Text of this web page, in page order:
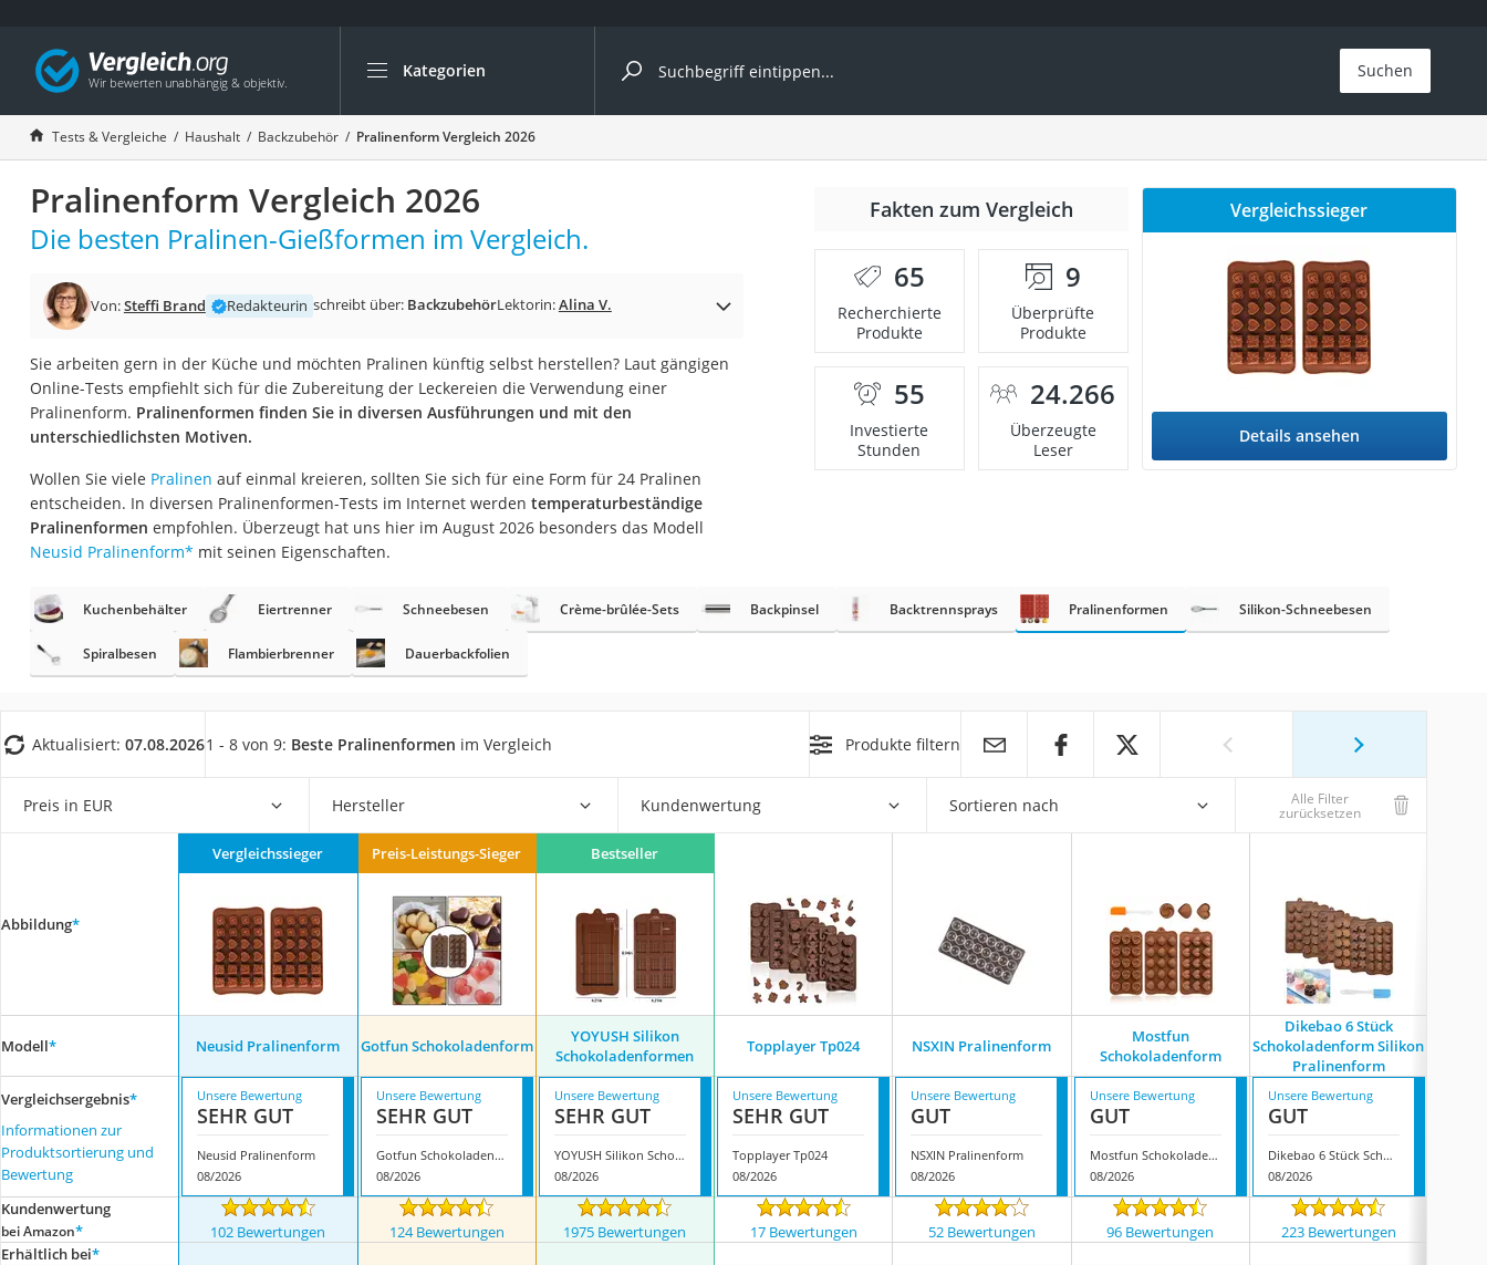
Kategorien
Die beliebtesten Vergleiche nach Kategorie
Haushalt
Wassersprudler
Zentralstaubsauger
Brotbackautomat
Wäschespinne
Spülmaschinentabs
Akku-Staubsauger
AEG-Waschmaschine
Saug-Wisch-Roboter
Handstaubsauger
Kondenstrockner
Reiskocher
Ecovacs-Saugroboter
Nespresso-Maschine
Messerschärfer
Service
Suchen
Tests & Vergleiche Haushalt Backzubehör Pralinenform Vergleich 2026
Pralinenform Vergleich 2026
Die besten Pralinen-Gießformen im Vergleich.
Von:Steffi Brand Redakteurin schreibt über: BackzubehörLektorin:Alina V.
Sie arbeiten gern in der Küche und möchten Pralinen künftig selbst herstellen? Laut gängigen
Online-Tests empfiehlt sich für die Zubereitung der Leckereien die Verwendung einer
Pralinenform. Pralinenformen finden Sie in diversen Ausführungen und mit den
unterschiedlichsten Motiven.
Wollen Sie viele Pralinen auf einmal kreieren, sollten Sie sich für eine Form für 24 Pralinen
entscheiden. In diversen Pralinenformen-Tests im Internet werden temperaturbeständige
Pralinenformen empfohlen. Überzeugt hat uns hier im August 2026 besonders das Modell
Neusid Pralinenform* mit seinen Eigenschaften.
Fakten zum Vergleich
65
Recherchierte
Produkte
9
Überprüfte
Produkte
55
Investierte
Stunden
24.266
Überzeugte
Leser
Vergleichssieger
Details ansehen
Kuchenbehälter Eiertrenner Schneebesen Crème-brûlée-Sets Backpinsel Backtrennsprays Pralinenformen Silikon-Schneebesen
Spiralbesen Flambierbrenner Dauerbackfolien
Aktualisiert: 07.08.20261 - 8 von 9: Beste Pralinenformen im Vergleich Produkte filtern
Preis in EUR Hersteller Kundenwertung Sortieren nach Alle Filter
zurücksetzen
Abbildung*
Vergleichssieger Preis-Leistungs-Sieger Bestseller
Modell* Neusid Pralinenform Gotfun Schokoladenform
YOYUSH Silikon
Schokoladenformen
Topplayer Tp024 NSXIN Pralinenform
Mostfun
Schokoladenform
Dikebao 6 Stück
Schokoladenform Silikon
Pralinenform
Vergleichsergebnis*
Informationen zur
Produktsortierung und
Bewertung
Unsere Bewertung
SEHR GUT
Neusid Pralinenform
08/2026
Unsere Bewertung
SEHR GUT
Gotfun Schokoladenform
08/2026
Unsere Bewertung
SEHR GUT
YOYUSH Silikon Schokoladenformen
08/2026
Unsere Bewertung
SEHR GUT
Topplayer Tp024
08/2026
Unsere Bewertung
GUT
NSXIN Pralinenform
08/2026
Unsere Bewertung
GUT
Mostfun Schokoladenform
08/2026
Unsere Bewertung
GUT
Dikebao 6 Stück Schokoladenform Silikon Pralinenform
08/2026
Kundenwertung
bei Amazon* 102 Bewertungen 124 Bewertungen 1975 Bewertungen 17 Bewertungen 52 Bewertungen 96 Bewertungen 223 Bewertungen
Erhältlich bei*